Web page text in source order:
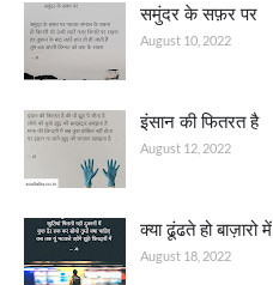
समुंदर के सफ़र पर
August 10, 2022
इंसान की फितरत है
August 12, 2022
क्या ढूंढते हो बाज़ारो में
August 18, 2022